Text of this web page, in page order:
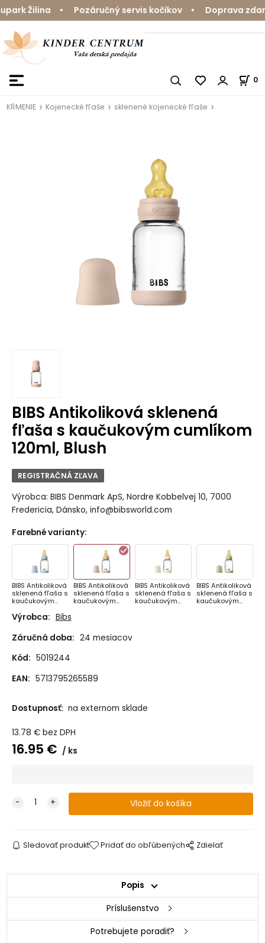
Žilina • Pozáručný servis kočíkov • Doprava
0
KŔMENIE Kojenecké fľaše sklenené kojenecké fľaše
BIBS Antikoliková sklenená
fľaša s kaučukovým cumlíkom
120ml, Blush
REGISTRAČNÁ ZĽAVA
Výrobca: BIBS Denmark ApS, Nordre Kobbelvej 10, 7000
Fredericia, Dánsko, info@bibsworld.com
Farebné varianty:
BIBS Antikoliková
sklenená fľaša s
kaučukovým
Baby Blue
BIBS Antikoliková
sklenená fľaša s
kaučukovým
BIBS Antikoliková
sklenená fľaša s
kaučukovým
BIBS Antikoliková
sklenená fľaša s
kaučukovým
Výrobca: Bibs
Záručná doba: 24 mesiacov
Kód: 5019244
EAN: 5713795265589
Dostupnosť: na externom sklade
13.78 € bez DPH
16.95 € ks
Sledovať produkt Pridať do obľúbených Zdielať
Popis
Príslušenstvo
Potrebujete poradiť?